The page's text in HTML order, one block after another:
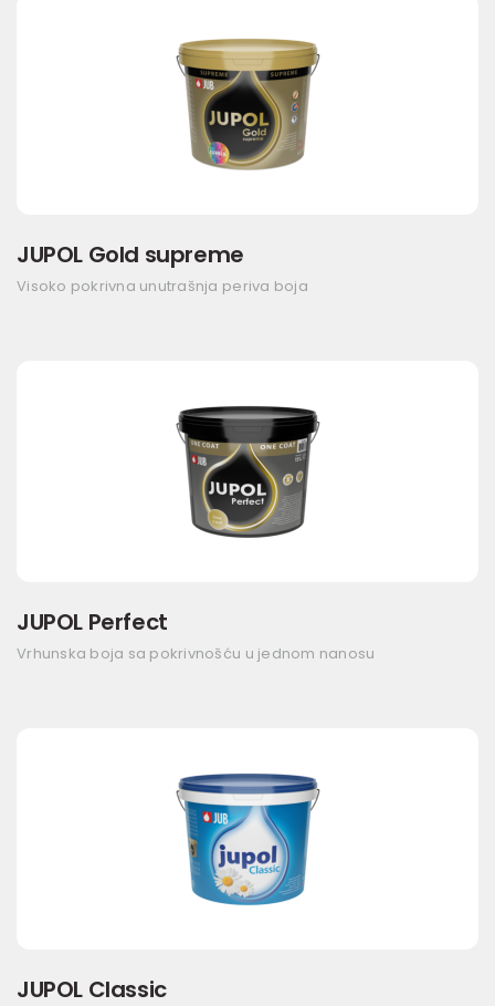
JUPOL Gold supreme
Visoko pokrivna unutrašnja periva boja
JUPOL Perfect
Vrhunska boja sa pokrivnošću u jednom nanosu
JUPOL Classic